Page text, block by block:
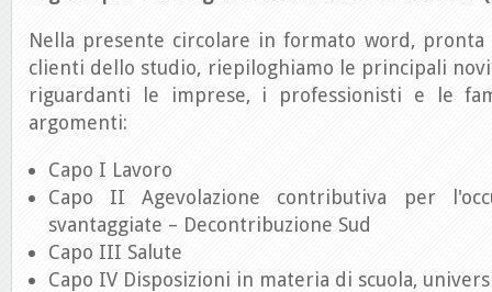
Nella presente circolare in formato word,
clienti dello studio, riepiloghiamo le principali
riguardanti le imprese, i professionisti e le
argomenti:
Capo I Lavoro
Capo II Agevolazione contributiva per
svantaggiate – Decontribuzione Sud
Capo III Salute
Capo IV Disposizioni in materia di scuola,